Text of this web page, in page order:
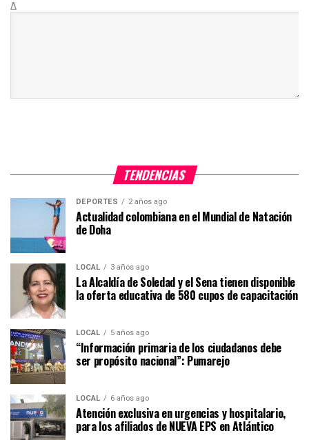
Δ
TENDENCIAS
DEPORTES 2 años ago
Actualidad colombiana en el Mundial de Natación
de Doha
LOCAL 3 años ago
La Alcaldía de Soledad y el Sena tienen disponible
la oferta educativa de 580 cupos de capacitación
LOCAL 5 años ago
“Información primaria de los ciudadanos debe
ser propósito nacional”: Pumarejo
LOCAL 6 años ago
Atención exclusiva en urgencias y hospitalario,
para los afiliados de NUEVA EPS en Atlántico